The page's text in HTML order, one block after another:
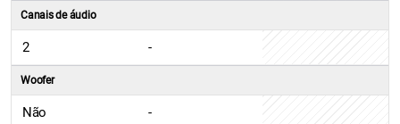
Canais de áudio
2 -
Woofer
Não -